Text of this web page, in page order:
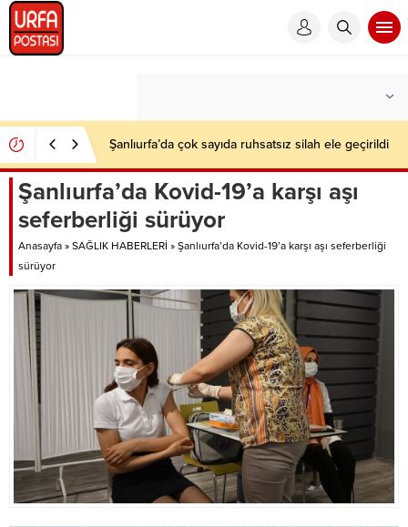
Şanlıurfa’da çok sayıda ruhsatsız silah ele geçirildi
Şanlıurfa’da Kovid-19’a karşı aşı
seferberliği sürüyor
Anasayfa » SAĞLIK HABERLERİ » Şanlıurfa’da Kovid-19’a karşı aşı seferberliği
sürüyor